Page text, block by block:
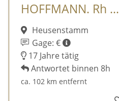
HOFFMANN. Rh ...
Heusenstamm
Gage: €
17 Jahre tätig
Antwortet binnen 8h
ca. 102 km entfernt